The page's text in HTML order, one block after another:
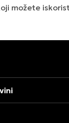
možete